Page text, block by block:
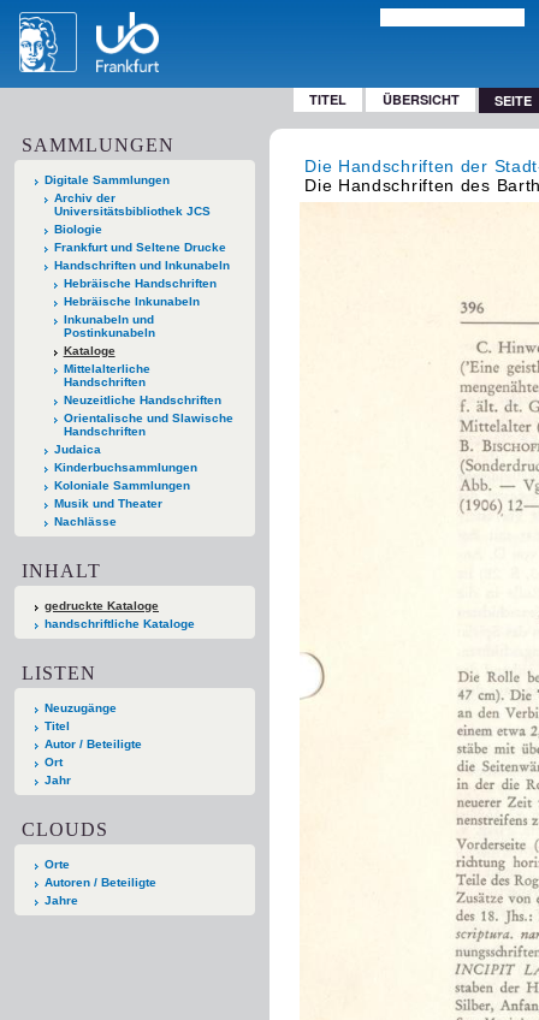
TITEL ÜBERSICHT SEITE
SAMMLUNGEN
Digitale Sammlungen
Archiv der
Universitätsbibliothek JCS
Biologie
Frankfurt und Seltene Drucke
Handschriften und Inkunabeln
Hebräische Handschriften
Hebräische Inkunabeln
Inkunabeln und
Postinkunabeln
Kataloge
Mittelalterliche
Handschriften
Neuzeitliche Handschriften
Orientalische und Slawische
Handschriften
Judaica
Kinderbuchsammlungen
Koloniale Sammlungen
Musik und Theater
Nachlässe
INHALT
gedruckte Kataloge
handschriftliche Kataloge
LISTEN
Neuzugänge
Titel
Autor / Beteiligte
Ort
Jahr
CLOUDS
Orte
Autoren / Beteiligte
Jahre
Die Handschriften der
Die Handschriften des